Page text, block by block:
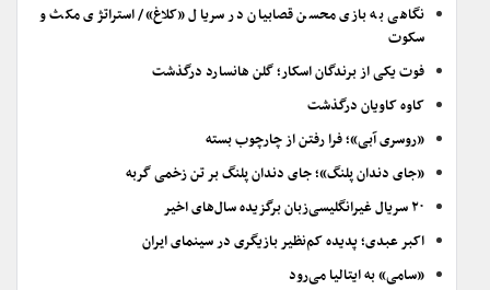
نگاهی به بازی محسن قصابیان در سریال «کلاغ»/ استراتژی مکث و
سکوت
فوت یکی از برندگان اسکار؛ گلن هانسارد درگذشت
کاوه کاویان درگذشت
«روسری آبی»؛ فرا رفتن از چارچوب بسته
«جای دندان پلنگ»؛ جای دندان پلنگ بر تن زخمی گربه
۲۰ سریال غیرانگلیسی‌زبان برگزیده سال‌های اخیر
اکبر عبدی؛ پدیده کم‌نظیر بازیگری در سینمای ایران
«سامی» به ایتالیا می‌رود